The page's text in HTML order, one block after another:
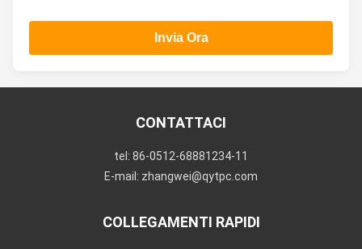
Invia Ora
CONTATTACI
tel: 86-0512-68881234-11
E-mail: zhangwei@qytpc.com
COLLEGAMENTI RAPIDI